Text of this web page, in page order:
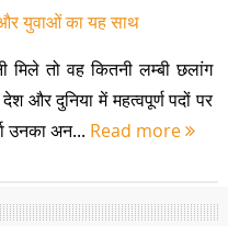
मिले तो वह कितनी लम्बी छलांग
दुनिया में महत्वपूर्ण पदों पर
उनका अन... Read more